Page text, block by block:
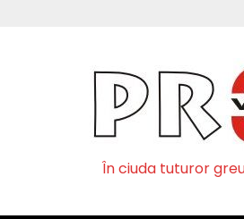
În ciuda tuturor